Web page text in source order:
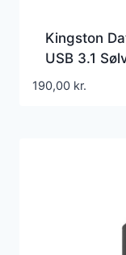
Kingston
USB 3.1
190,00 kr.